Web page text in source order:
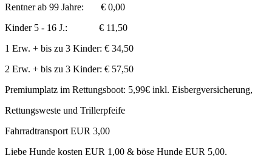
Rentner ab 99 Jahre: € 0,00
Kinder 5 - 16 J.: € 11,50
1 Erw. + bis zu 3 Kinder: € 34,50
2 Erw. + bis zu 3 Kinder: € 57,50
Premiumplatz im Rettungsboot: 5,99€ inkl. Eisbergversicherung,
Rettungsweste und Trillerpfeife
Fahrradtransport EUR 3,00
Liebe Hunde kosten EUR 1,00 & böse Hunde EUR 5,00.